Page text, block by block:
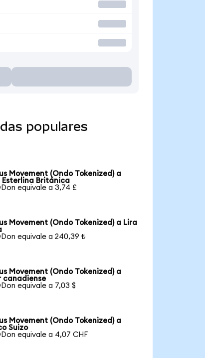
populares
Movement (Ondo Tokenized) a
Esterlina Británica
equivale a 3,74 £
Movement (Ondo Tokenized) a Lira
equivale a 240,39 ₺
Movement (Ondo Tokenized) a
canadiense
equivale a 7,03 $
Movement (Ondo Tokenized) a
Suizo
equivale a 4,07 CHF